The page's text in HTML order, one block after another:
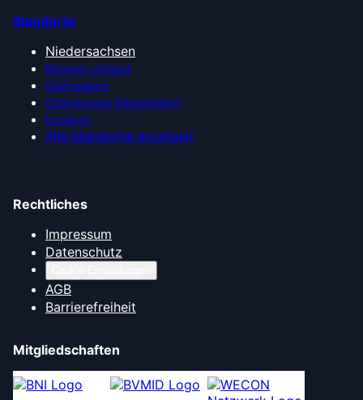
Standorte
Niedersachsen
Bremen-Umland
Ostfriesland
Oldenburger Münsterland
Emsland
Alle Standorte anzeigen
Rechtliches
Impressum
Datenschutz
AGB
Barrierefreiheit
Mitgliedschaften